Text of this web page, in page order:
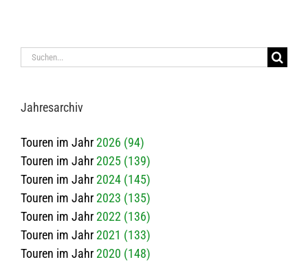
Suche
Jah­res­ar­chiv
Touren im Jahr2026 (94)
Touren im Jahr2025 (139)
Touren im Jahr2024 (145)
Touren im Jahr2023 (135)
Touren im Jahr2022 (136)
Touren im Jahr2021 (133)
Touren im Jahr2020 (148)